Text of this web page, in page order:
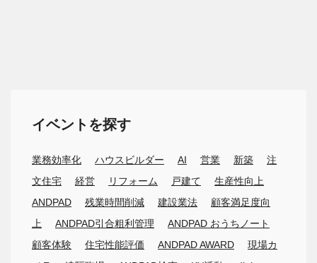
イベントを探す
業務効率化 ハウスビルダー AI 営業 新築
注
文住宅
経営 リフォーム 戸建て
生産性向上
ANDPAD
残業時間削減 建設業法
顧客満足度向
上
ANDPAD引合粗利管理
ANDPAD おうちノート
顧客体験
住宅性能評価 ANDPAD AWARD
現場カ